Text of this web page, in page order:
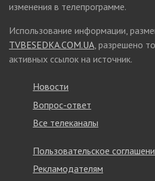
изменения в телепрограмме.
Использование информации,
TVBESEDKA.COM.UA, разрешено
активных ссылок на источник.
Новости
Вопрос-ответ
Все телеканалы
Пользовательское
Рекламодателям